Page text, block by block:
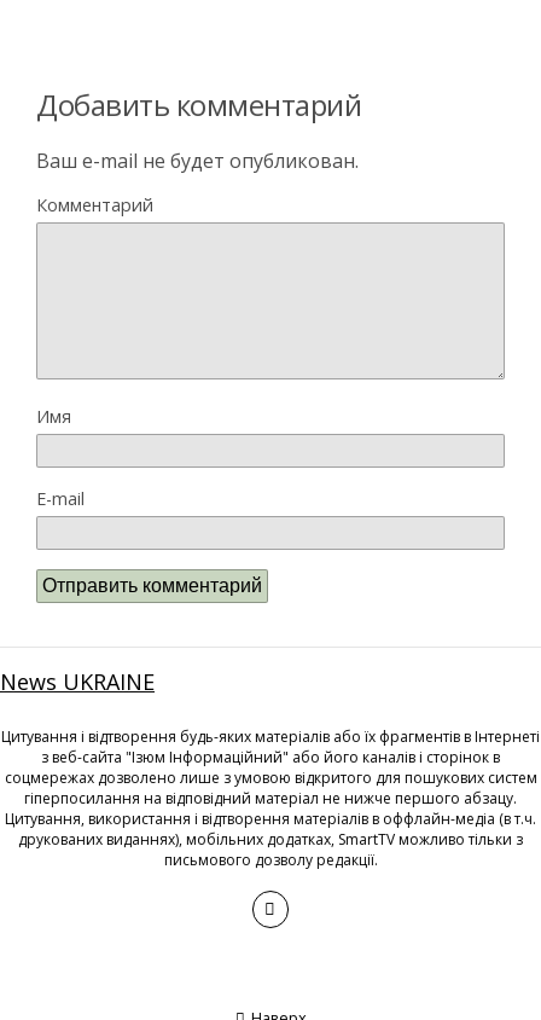
Добавить комментарий
Ваш e-mail не будет опубликован.
Комментарий
Имя
E-mail
News UKRAINE
Цитування і відтворення будь-яких матеріалів або їх фрагментів в Інтернеті
з веб-сайта "Ізюм Інформаційний" або його каналів і сторінок в
соцмережах дозволено лише з умовою відкритого для пошукових систем
гіперпосилання на відповідний матеріал не нижче першого абзацу.
Цитування, використання і відтворення матеріалів в оффлайн-медіа (в т.ч.
друкованих виданнях), мобільних додатках, SmartTV можливо тільки з
письмового дозволу редакції.